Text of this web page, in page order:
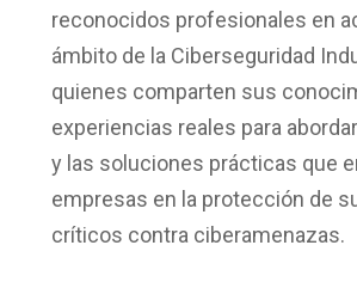
reconocidos profesionales en
ámbito de la Ciberseguridad
quienes comparten sus
experiencias reales para
y las soluciones prácticas que
empresas en la protección de
críticos contra ciberamenazas.